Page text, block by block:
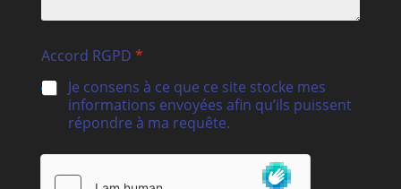
Accord RGPD *
Je consens à ce que ce site stocke mes
informations envoyées afin qu’ils puissent
répondre à ma requête.